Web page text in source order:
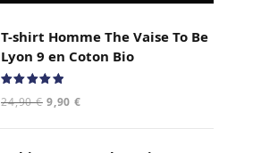
T-shirt Homme The Vaise To Be
Lyon 9 en Coton Bio
sur 5
24,90€ Le
9,90€Le